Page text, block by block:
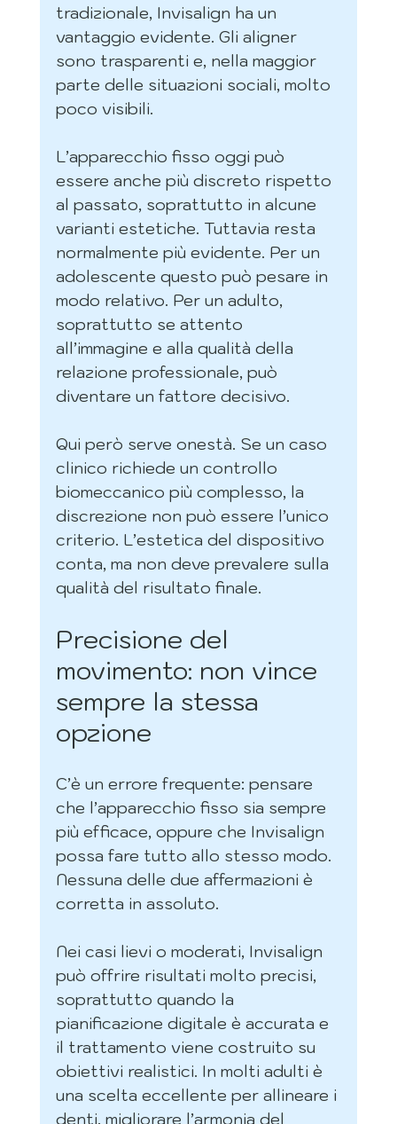
tradizionale, Invisalign ha un
vantaggio evidente. Gli aligner
sono trasparenti e, nella maggior
parte delle situazioni sociali, molto
poco visibili.
L’apparecchio fisso oggi può
essere anche più discreto rispetto
al passato, soprattutto in alcune
varianti estetiche. Tuttavia resta
normalmente più evidente. Per un
adolescente questo può pesare in
modo relativo. Per un adulto,
soprattutto se attento
all’immagine e alla qualità della
relazione professionale, può
diventare un fattore decisivo.
Qui però serve onestà. Se un caso
clinico richiede un controllo
biomeccanico più complesso, la
discrezione non può essere l’unico
criterio. L’estetica del dispositivo
conta, ma non deve prevalere sulla
qualità del risultato finale.
Precisione del
movimento: non vince
sempre la stessa
opzione
C’è un errore frequente: pensare
che l’apparecchio fisso sia sempre
più efficace, oppure che Invisalign
possa fare tutto allo stesso modo.
Nessuna delle due affermazioni è
corretta in assoluto.
Nei casi lievi o moderati, Invisalign
può offrire risultati molto precisi,
soprattutto quando la
pianificazione digitale è accurata e
il trattamento viene costruito su
obiettivi realistici. In molti adulti è
una scelta eccellente per allineare i
denti, migliorare l’armonia del